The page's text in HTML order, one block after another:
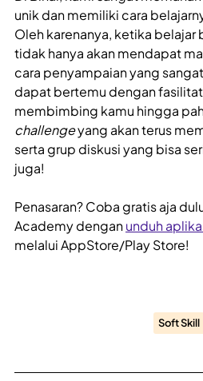
unik dan memiliki cara
Oleh karenanya, ketika belajar
tidak hanya akan mendapat
cara penyampaian yang
dapat bertemu dengan
membimbing kamu hingga
challengeyang akan terus
serta grup diskusi yang bisa
juga!
Penasaran? Coba gratis aja
Academy denganunduh
melalui AppStore/Play Store!
Soft Skill